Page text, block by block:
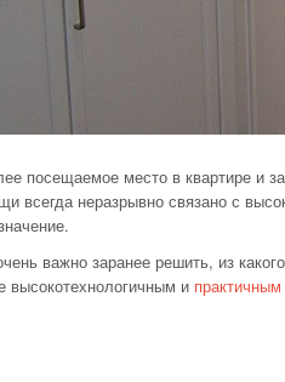
посещаемое место в квартире и
всегда неразрывно связано с
важно заранее решить, из
высокотехнологичным и